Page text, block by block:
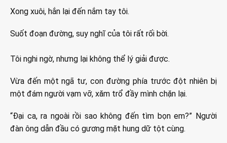
Xong xuôi, hắn lại đến nắm tay tôi.
Suốt đoạn đường, suy nghĩ của tôi rất rối bời.
Tôi nghi ngờ, nhưng lại không thể lý giải được.
Vừa đến một ngã tư, con đường phía trước đột nhiên bị
một đám người vạm vỡ, xăm trổ đầy mình chặn lại.
“Đại ca, ra ngoài rồi sao không đến tìm bọn em?” Người
đàn ông dẫn đầu có gương mặt hung dữ tột cùng.